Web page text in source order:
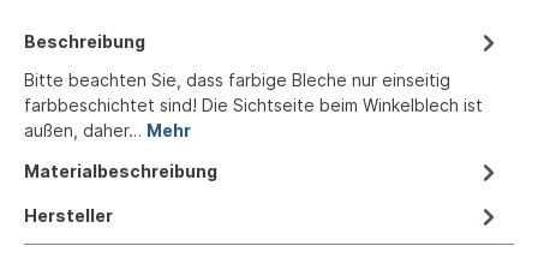
Beschreibung
Bitte beachten Sie, dass farbige Bleche nur einseitig
farbbeschichtet sind! Die Sichtseite beim Winkelblech ist
außen, daher… Mehr
Materialbeschreibung
Hersteller